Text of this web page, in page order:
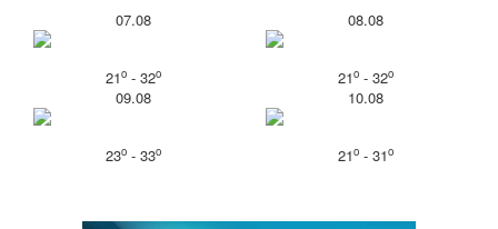
07.08
21o- 32o
08.08
21o- 32o
09.08
23o- 33o
10.08
21o- 31o